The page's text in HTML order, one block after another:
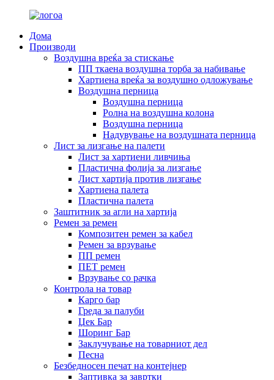
Дома
Производи
Воздушна вреќа за стискање
ПП ткаена воздушна торба за набивање
Хартиена вреќа за воздушно одложување
Воздушна перница
Воздушна перница
Ролна на воздушна колона
Воздушна перница
Надувување на воздушната перница
Лист за лизгање на палети
Лист за хартиени ливчиња
Пластична фолија за лизгање
Лист хартија против лизгање
Хартиена палета
Пластична палета
Заштитник за агли на хартија
Ремен за ремен
Композитен ремен за кабел
Ремен за врзување
ПП ремен
ПЕТ ремен
Врзување со рачка
Контрола на товар
Карго бар
Греда за палуби
Џек Бар
Шоринг Бар
Заклучување на товарниот дел
Песна
Безбедносен печат на контејнер
Заптивка за завртки